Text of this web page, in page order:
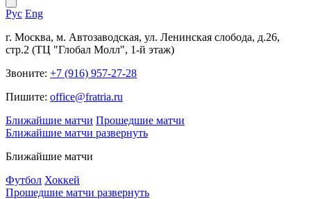
Рус Eng
г. Москва, м. Автозаводская, ул. Ленинская слобода, д.26,
стр.2 (ТЦ "Глобал Молл", 1-й этаж)
Звоните: +7 (916) 957-27-28
Пишите: office@fratria.ru
Ближайшие матчи Прошедшие матчи
Ближайшие матчи развернуть
Ближайшие матчи
Футбол Хоккей
Прошедшие матчи развернуть